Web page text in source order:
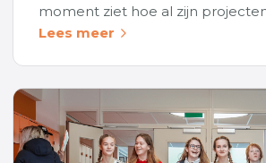
moment ziet hoe al zijn
Lees meer